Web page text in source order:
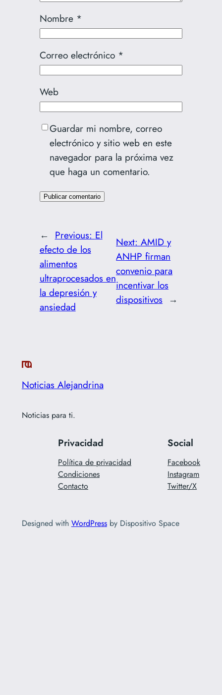
Nombre *
Correo electrónico *
Web
Guardar mi nombre, correo
electrónico y sitio web en este
navegador para la próxima vez
que haga un comentario.
← Previous: El
efecto de los
alimentos
ultraprocesados en
la depresión y
ansiedad
Next:AMID y
ANHP firman
convenio para
incentivar los
dispositivos →
Noticias Alejandrina
Noticias para ti.
Privacidad
Política de privacidad
Condiciones
Contacto
Social
Facebook
Instagram
Twitter/X
Designed with WordPressby Dispositivo Space